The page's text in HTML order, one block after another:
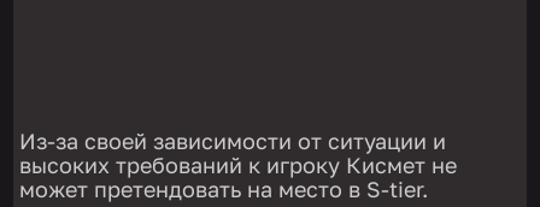
Из-за своей зависимости от ситуации и
высоких требований к игроку Кисмет не
может претендовать на место в S-tier.